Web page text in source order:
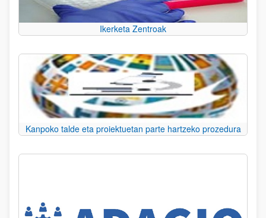
Ikerketa Zentroak
Kanpoko talde eta proiektuetan parte hartzeko prozedura